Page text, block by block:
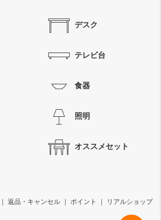
デスク
テレビ台
食器
照明
オススメセット
｜ 返品・キャンセル ｜ ポイント ｜ リアルショップ